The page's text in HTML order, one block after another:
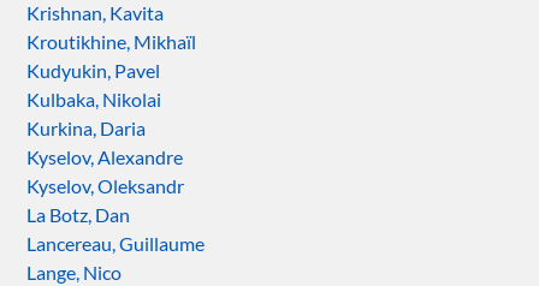
Krishnan, Kavita
Kroutikhine, Mikhaïl
Kudyukin, Pavel
Kulbaka, Nikolai
Kurkina, Daria
Kyselov, Alexandre
Kyselov, Oleksandr
La Botz, Dan
Lancereau, Guillaume
Lange, Nico